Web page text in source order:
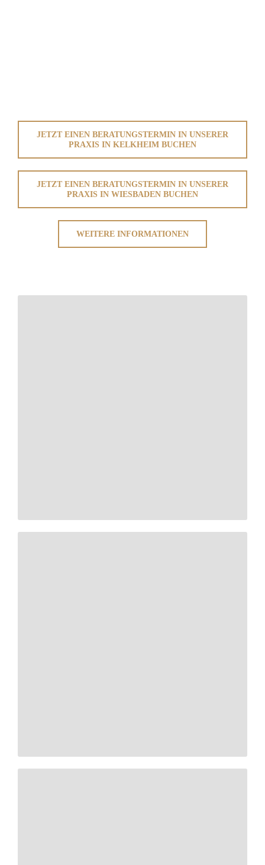
JETZT EINEN BERATUNGSTERMIN IN UNSERER
PRAXIS IN KELKHEIM BUCHEN
JETZT EINEN BERATUNGSTERMIN IN UNSERER
PRAXIS IN WIESBADEN BUCHEN
WEITERE INFORMATIONEN